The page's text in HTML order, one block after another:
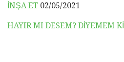
İNŞA ET 02/05/2021
HAYIR MI DESEM? DİYEMEM